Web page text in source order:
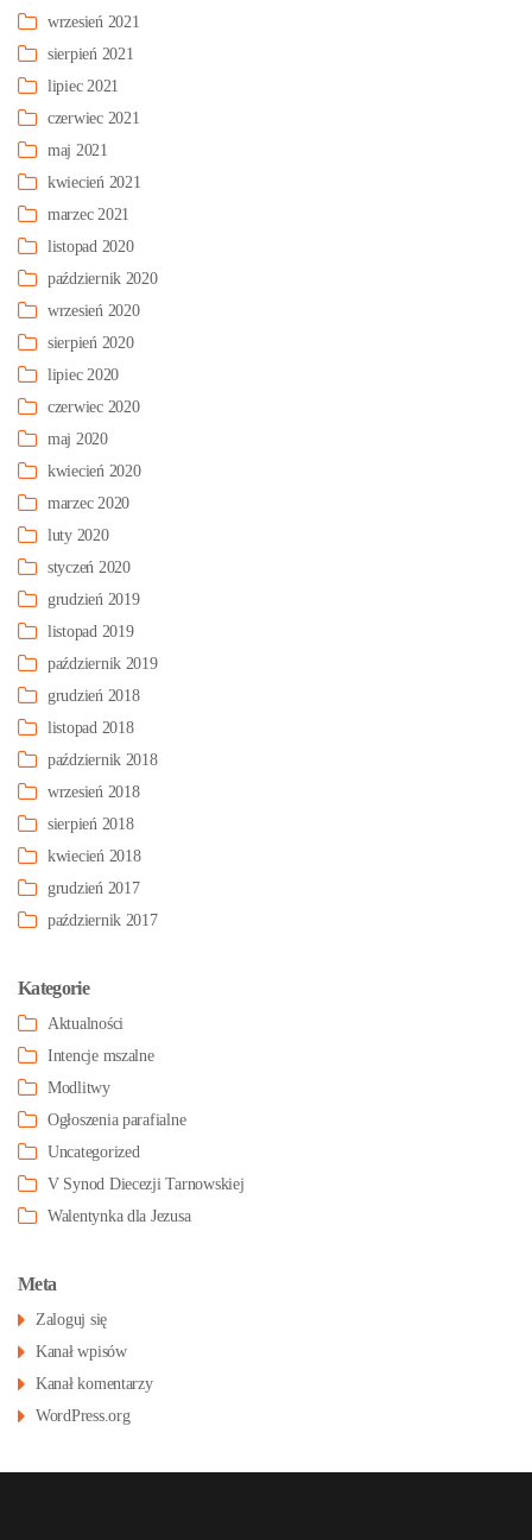
wrzesień 2021
sierpień 2021
lipiec 2021
czerwiec 2021
maj 2021
kwiecień 2021
marzec 2021
listopad 2020
październik 2020
wrzesień 2020
sierpień 2020
lipiec 2020
czerwiec 2020
maj 2020
kwiecień 2020
marzec 2020
luty 2020
styczeń 2020
grudzień 2019
listopad 2019
październik 2019
grudzień 2018
listopad 2018
październik 2018
wrzesień 2018
sierpień 2018
kwiecień 2018
grudzień 2017
październik 2017
Kategorie
Aktualności
Intencje mszalne
Modlitwy
Ogłoszenia parafialne
Uncategorized
V Synod Diecezji Tarnowskiej
Walentynka dla Jezusa
Meta
Zaloguj się
Kanał wpisów
Kanał komentarzy
WordPress.org